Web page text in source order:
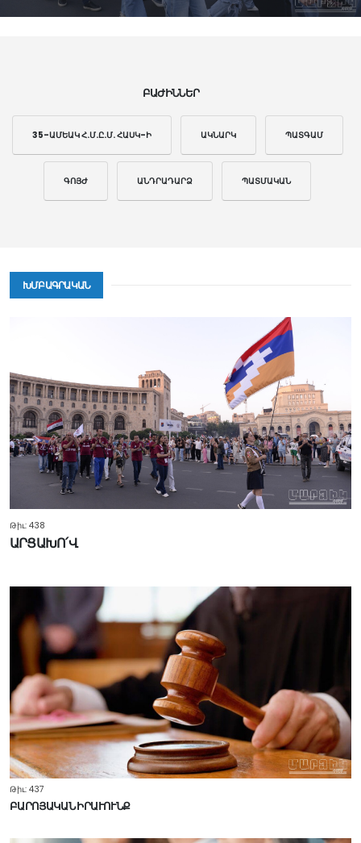
ԲԱԺԻՆՆԵՐ
35-ԱՄԵԱԿ Հ.Մ.Ը.Մ. ՀԱՍԿ-Ի ԱԿՆԱՐԿ ՊԱՏԳԱՄ
ԳՈՅԺ ԱՆԴՐԱԴԱՐՁ ՊԱՏՄԱԿԱՆ
ԽՄԲԱԳՐԱԿԱՆ
Թիւ: 438
ԱՐՑԱԽՈ՛Վ
Թիւ: 437
ԲԱՐՈՅԱԿԱՆ ԻՐԱՒՈՒՆՔ